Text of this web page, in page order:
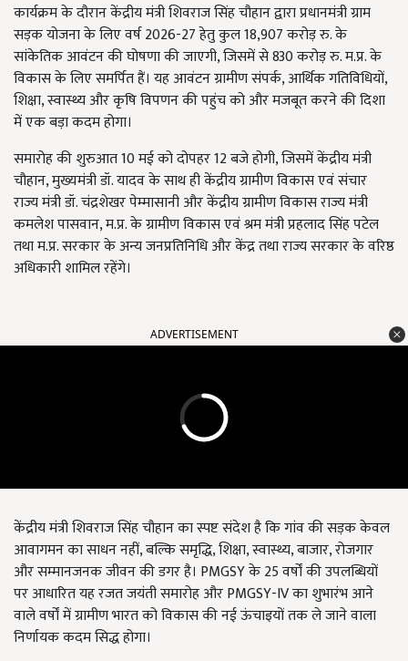
कार्यक्रम के दौरान केंद्रीय मंत्री शिवराज सिंह चौहान द्वारा प्रधानमंत्री ग्राम
सड़क योजना के लिए वर्ष 2026-27 हेतु कुल 18,907 करोड़ रु. के
सांकेतिक आवंटन की घोषणा की जाएगी, जिसमें से 830 करोड़ रु. म.प्र. के
विकास के लिए समर्पित हैं। यह आवंटन ग्रामीण संपर्क, आर्थिक गतिविधियों,
शिक्षा, स्वास्थ्य और कृषि विपणन की पहुंच को और मजबूत करने की दिशा
में एक बड़ा कदम होगा।
समारोह की शुरुआत 10 मई को दोपहर 12 बजे होगी, जिसमें केंद्रीय मंत्री
चौहान, मुख्यमंत्री डॉ. यादव के साथ ही केंद्रीय ग्रामीण विकास एवं संचार
राज्य मंत्री डॉ. चंद्रशेखर पेम्मासानी और केंद्रीय ग्रामीण विकास राज्य मंत्री
कमलेश पासवान, म.प्र. के ग्रामीण विकास एवं श्रम मंत्री प्रहलाद सिंह पटेल
तथा म.प्र. सरकार के अन्य जनप्रतिनिधि और केंद्र तथा राज्य सरकार के वरिष्ठ
अधिकारी शामिल रहेंगे।
ADVERTISEMENT
केंद्रीय मंत्री शिवराज सिंह चौहान का स्पष्ट संदेश है कि गांव की सड़क केवल
आवागमन का साधन नहीं, बल्कि समृद्धि, शिक्षा, स्वास्थ्य, बाजार, रोजगार
और सम्मानजनक जीवन की डगर है। PMGSY के 25 वर्षों की उपलब्धियों
पर आधारित यह रजत जयंती समारोह और PMGSY-IV का शुभारंभ आने
वाले वर्षों में ग्रामीण भारत को विकास की नई ऊंचाइयों तक ले जाने वाला
निर्णायक कदम सिद्ध होगा।